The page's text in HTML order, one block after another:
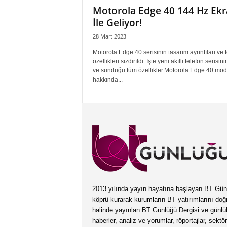
Motorola Edge 40 144 Hz
İle Geliyor!
28 Mart 2023
Motorola Edge 40 serisinin tasarım ayrıntıları ve
özellikleri sızdırıldı. İşte yeni akıllı telefon
ve sunduğu tüm özellikler.Motorola Edge 40
hakkında...
2013 yılında yayın hayatına başlayan BT
köprü kurarak kurumların BT yatırımlarını
halinde yayınlan BT Günlüğü Dergisi ve
haberler, analiz ve yorumlar, röportajlar,